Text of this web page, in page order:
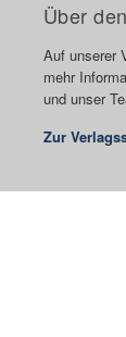
Über
Auf unserer
mehr
und unser
Zur